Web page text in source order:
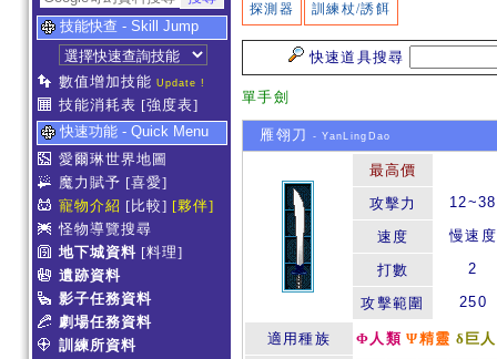
技能快查 - Skill Jump
數值增加技能 Update !
技能消耗表 [強度表]
快速功能 - Quick Menu
愛爾琳世界地圖
魔力賦予 [喜愛]
寵物介紹 [比較] [夥伴]
怪物導覽搜尋
地下城資料 [料理]
遺跡資料
影子任務資料
劇場任務資料
訓練所資料
探測器 訓練杖/誘餌
快速道具搜尋
單手劍
雁翎刀 - YanLingDao
最高價
攻擊力
12~38
速度 慢速度
打數 2
攻擊範圍 250
適用種族 Φ人類 Ψ精靈 δ巨人